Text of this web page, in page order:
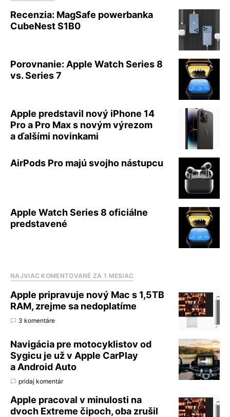
Recenzia: MagSafe powerbanka
CubeNest S1B0
Porovnanie: Apple Watch Series 8
vs. Series 7
Apple predstavil nový iPhone 14
Pro a Pro Max s novým výrezom
a ďalšími novinkami
AirPods Pro majú svojho nástupcu
Apple Watch Series 8 oficiálne
predstavené
NAJVIAC KOMENTOVANÉ ZA 1 MESIAC
Apple pripravuje nový Mac s 1,5TB
RAM, zrejme sa nedoplatíme
3 komentáre
Navigácia pre motocyklistov od
Sygicu je už v Apple CarPlay
a Android Auto
pridaj komentár
Apple pracoval v minulosti na
dvoch Extreme čipoch, oba zrušil